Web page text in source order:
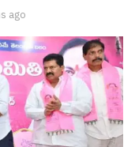
ago